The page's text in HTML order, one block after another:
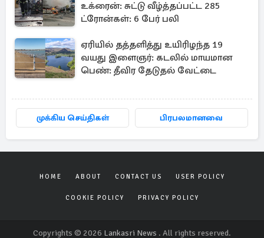
உக்ரைன்: சுட்டு வீழ்த்தப்பட்ட 285
ட்ரோன்கள்: 6 பேர் பலி
ஏரியில் தத்தளித்து உயிரிழந்த 19
வயது இளைஞர்: கடலில் மாயமான
பெண்: தீவிர தேடுதல் வேட்டை
முக்கிய செய்திகள் பிரபலமானவை
HOME ABOUT CONTACT US USER POLICY
COOKIE POLICY PRIVACY POLICY
Copyrights © 2026 Lankasri News . All rights reserved.